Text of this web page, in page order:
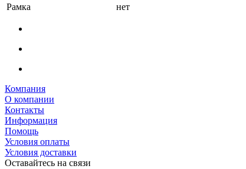
Рамка
нет
Компания
О компании
Контакты
Информация
Помощь
Условия оплаты
Условия доставки
Оставайтесь на связи